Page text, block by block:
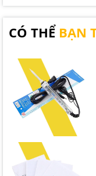
CÓ THỂ BẠN